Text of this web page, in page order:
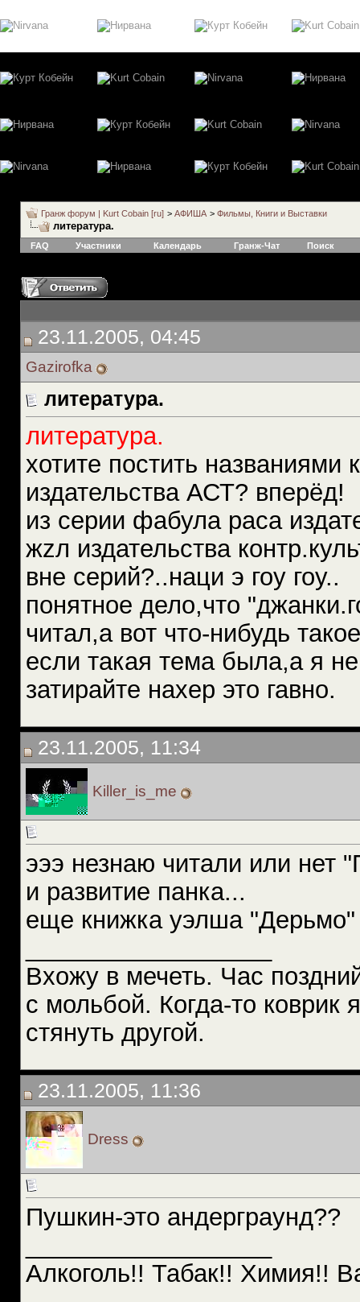
Гранж форум | Kurt Cobain [ru] > АФИША > Фильмы, Книги и Выставки
литература.
FAQ Участники Календарь Гранж-Чат Поиск
23.11.2005, 04:45
Gazirofka
литература.
литература.
хотите постить названиями
издательства АСТ? вперёд!
из серии фабула раса
жzл издательства
вне серий?..наци э гоу гоу..
понятное дело,что
читал,а вот что-нибудь
если такая тема была,а я
затирайте нахер это гавно.
23.11.2005, 11:34
Killer_is_me
эээ незнаю читали или нет
и развитие панка...
еще книжка уэлша "Дерьмо"
Вхожу в мечеть. Час
с мольбой. Когда-то коврик
стянуть другой.
23.11.2005, 11:36
Dress
Пушкин-это андерграунд??
Алкоголь!! Табак!! Химия!!